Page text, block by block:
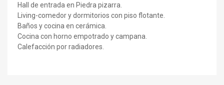
Hall de entrada en Piedra pizarra.
Living-comedor y dormitorios con piso flotante.
Baños y cocina en cerámica.
Cocina con horno empotrado y campana.
Calefacción por radiadores.